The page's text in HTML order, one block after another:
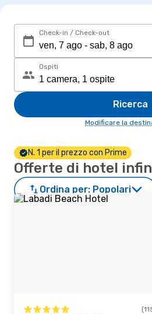
Check-in / Check-out
Ospiti
Ricerca
Modificare la
N. 1 per il prezzo con Prime
Offerte di hotel
Ordina per: Popolari